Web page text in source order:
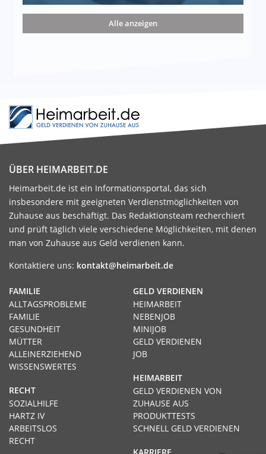
die 15 besten Möglichkeiten
Alle anzeigen
ÜBER HEIMARBEIT.DE
Heimarbeit.de ist ein Informationsportal, das sich
insbesondere mit geeigneten Verdienstmöglichkeiten von
Zuhause aus beschäftigt. Das Redaktionsteam recherchiert
und prüft täglich viele verschiedene Möglichkeiten, mit denen
man von Zuhause aus Geld verdienen kann.
Kontaktiere uns: kontakt@heimarbeit.de
GELD VERDIENEN
HEIMARBEIT
NEBENJOB
MINIJOB
GELD VERDIENEN
JOB
HEIMARBEIT
GELD VERDIENEN VON
ZUHAUSE AUS
PRODUKTTESTS
SCHNELL GELD VERDIENEN
KARRIERE
FAMILIE
ALLTAGSPROBLEME
FAMILIE
GESUNDHEIT
MÜTTER
ALLEINERZIEHEND
WISSENSWERTES
RECHT
SOZIALHILFE
HARTZ IV
ARBEITSLOS
RECHT